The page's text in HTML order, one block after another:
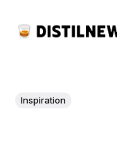
Inspiration